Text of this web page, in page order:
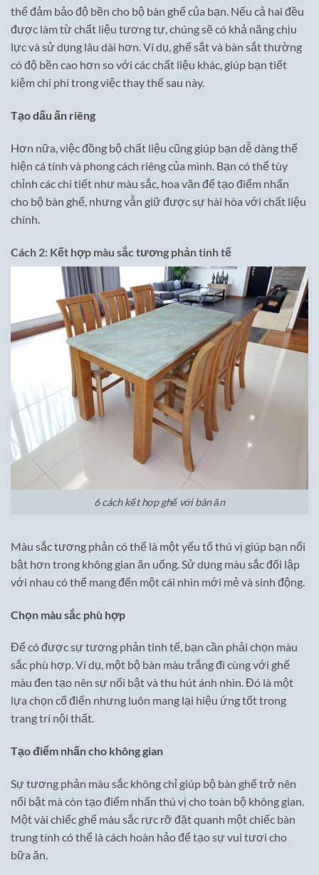
thể đảm bảo độ bền cho bộ bàn ghế của bạn. Nếu cả hai đều
được làm từ chất liệu tương tự, chúng sẽ có khả năng chịu
lực và sử dụng lâu dài hơn. Ví dụ, ghế sắt và bàn sắt thường
có độ bền cao hơn so với các chất liệu khác, giúp bạn tiết
kiệm chi phí trong việc thay thế sau này.
Tạo dấu ấn riêng
Hơn nữa, việc đồng bộ chất liệu cũng giúp bạn dễ dàng thể
hiện cá tính và phong cách riêng của mình. Bạn có thể tùy
chỉnh các chi tiết như màu sắc, hoa văn để tạo điểm nhấn
cho bộ bàn ghế, nhưng vẫn giữ được sự hài hòa với chất liệu
chính.
Cách 2: Kết hợp màu sắc tương phản tinh tế
6 cách kết hợp ghế với bàn ăn
Màu sắc tương phản có thể là một yếu tố thú vị giúp bạn nổi
bật hơn trong không gian ăn uống. Sử dụng màu sắc đối lập
với nhau có thể mang đến một cái nhìn mới mẻ và sinh động.
Chọn màu sắc phù hợp
Để có được sự tương phản tinh tế, bạn cần phải chọn màu
sắc phù hợp. Ví dụ, một bộ bàn màu trắng đi cùng với ghế
màu đen tạo nên sự nổi bật và thu hút ánh nhìn. Đó là một
lựa chọn cổ điển nhưng luôn mang lại hiệu ứng tốt trong
trang trí nội thất.
Tạo điểm nhấn cho không gian
Sự tương phản màu sắc không chỉ giúp bộ bàn ghế trở nên
nổi bật mà còn tạo điểm nhấn thú vị cho toàn bộ không gian.
Một vài chiếc ghế màu sắc rực rỡ đặt quanh một chiếc bàn
trung tính có thể là cách hoàn hảo để tạo sự vui tươi cho
bữa ăn.